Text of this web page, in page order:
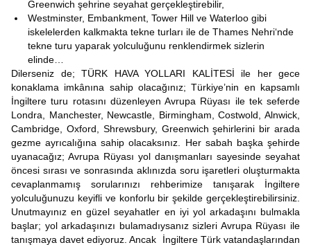
Greenwich şehrine seyahat gerçekleştirebilir,
Westminster, Embankment, Tower Hill ve Waterloo gibi
iskelelerden kalkmakta tekne turları ile de Thames Nehri‘nde
tekne turu yaparak yolculuğunu renklendirmek sizlerin
elinde…
Dilerseniz de; TÜRK HAVA YOLLARI KALİTESİ ile her gece
konaklama imkânına sahip olacağınız; Türkiye’nin en kapsamlı
İngiltere turu rotasını düzenleyen Avrupa Rüyası ile tek seferde
Londra, Manchester, Newcastle, Birmingham, Costwold, Alnwick,
Cambridge, Oxford, Shrewsbury, Greenwich şehirlerini bir arada
gezme ayrıcalığına sahip olacaksınız. Her sabah başka şehirde
uyanacağız; Avrupa Rüyası yol danışmanları sayesinde seyahat
öncesi sırası ve sonrasında aklınızda soru işaretleri oluşturmakta
cevaplanmamış sorularınızı rehberimize tanışarak İngiltere
yolculuğunuzu keyifli ve konforlu bir şekilde gerçekleştirebilirsiniz.
Unutmayınız en güzel seyahatler en iyi yol arkadaşını bulmakla
başlar; yol arkadaşınızı bulamadıysanız sizleri Avrupa Rüyası ile
tanışmaya davet ediyoruz. Ancak İngiltere Türk vatandaşlarından